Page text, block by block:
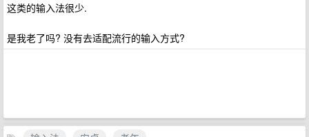
这类的输入法很少.
是我老了吗? 没有去适配流行的输入方式?